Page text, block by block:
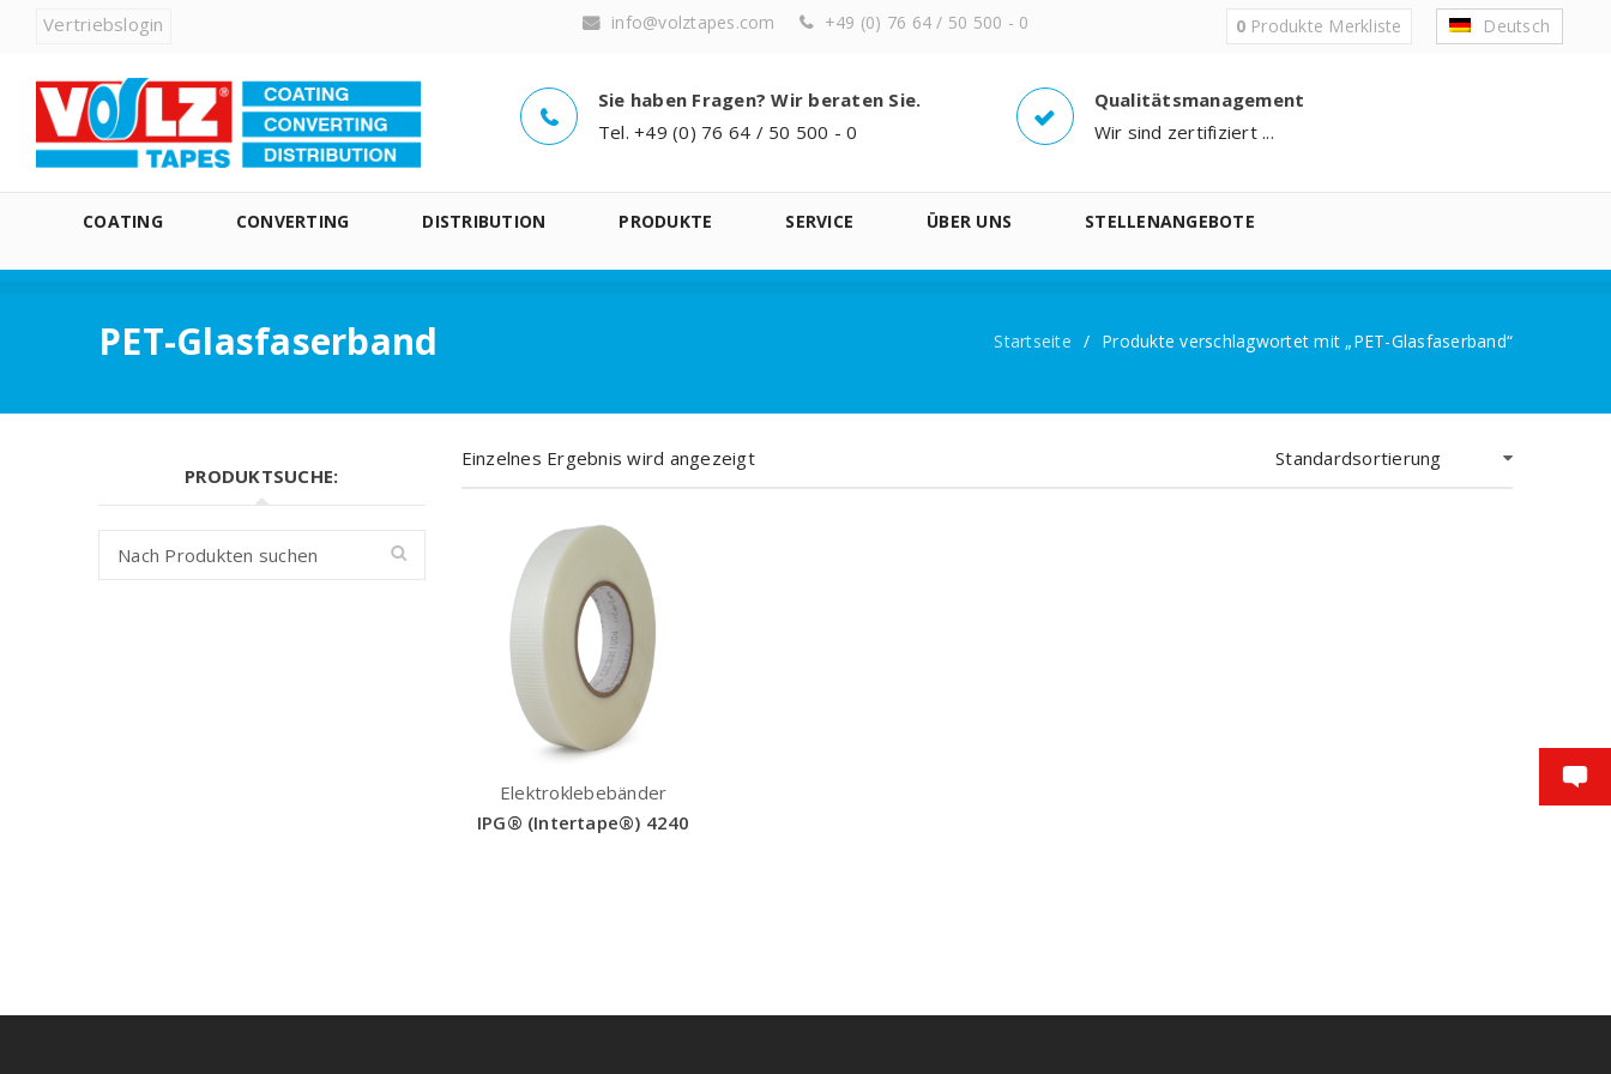
Vertriebslogin info@volztapes.com +49 (0) 76 64 / 50 500 - 0 0Produkte Merkliste Deutsch
Sie haben Fragen? Wir beraten Sie.
Tel. +49 (0) 76 64 / 50 500 - 0
Qualitätsmanagement
Wir sind zertifiziert ...
COATING CONVERTING DISTRIBUTION PRODUKTE SERVICE ÜBER UNS STELLENANGEBOTE
PET-Glasfaserband Startseite / Produkte verschlagwortet mit „PET-Glasfaserband“
PRODUKTSUCHE:
Einzelnes Ergebnis wird angezeigt Standardsortierung
Elektroklebebänder
IPG® (Intertape®) 4240